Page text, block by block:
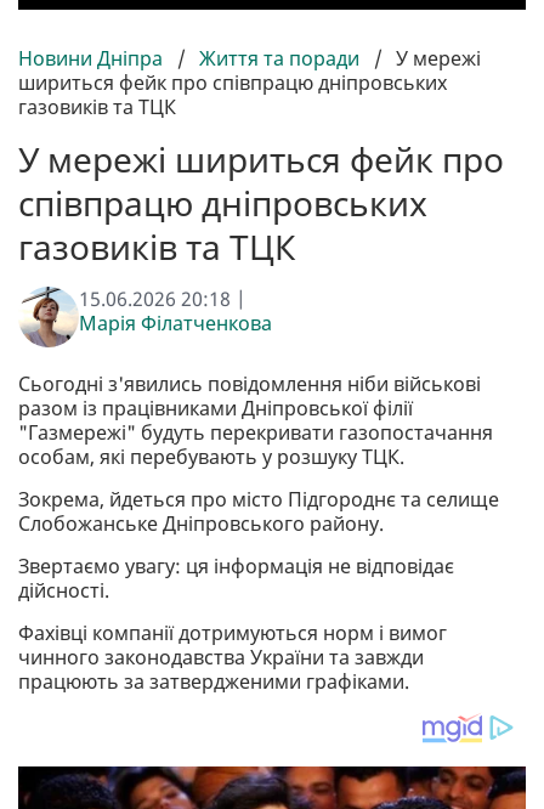
Новини Дніпра / Життя та поради / У мережі
шириться фейк про співпрацю дніпровських
газовиків та ТЦК
У мережі шириться фейк про
співпрацю дніпровських
газовиків та ТЦК
15.06.2026 20:18 |
Марія Філатченкова
Сьогодні з'явились повідомлення ніби військові
разом із працівниками Дніпровської філії
"Газмережі" будуть перекривати газопостачання
особам, які перебувають у розшуку ТЦК.
Зокрема, йдеться про місто Підгороднє та селище
Слобожанське Дніпровського району.
Звертаємо увагу: ця інформація не відповідає
дійсності.
Фахівці компанії дотримуються норм і вимог
чинного законодавства України та завжди
працюють за затвердженими графіками.